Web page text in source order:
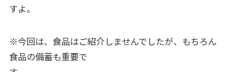
すよ。
※今回は、食品はご紹介しませんでしたが、もちろん
食品の備蓄も重要で